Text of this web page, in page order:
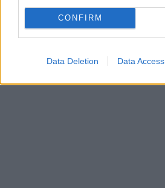
CONFIRM
Data Deletion Data Access